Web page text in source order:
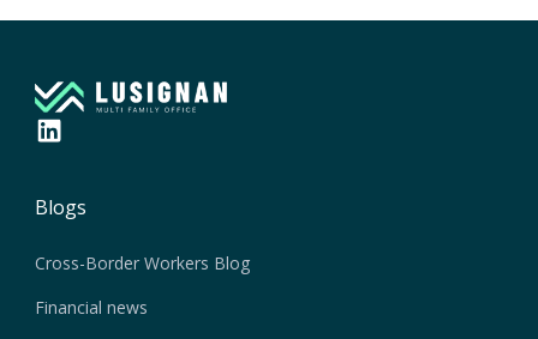
Blogs
Cross-Border Workers Blog
Financial news